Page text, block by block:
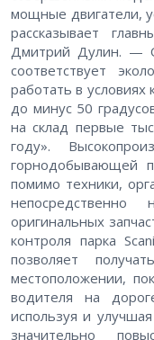
мощные двигатели,
рассказывает
Дмитрий Дулин. —
соответствует
работать в
до минус 50
на склад первые
году».
горнодобывающей
помимо техники,
оригинальных
контроля парка
позволяет
местоположении,
водителя на
используя и
значительно